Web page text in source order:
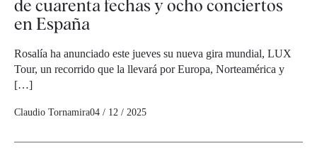
de cuarenta fechas y ocho conciertos
en España
Rosalía ha anunciado este jueves su nueva gira mundial, LUX
Tour, un recorrido que la llevará por Europa, Norteamérica y
[…]
Claudio Tornamira04 / 12 / 2025